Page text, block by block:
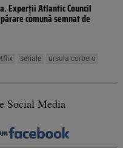
Experții Atlantic Council
comună semnat de
seriale ursula corbero
Social Media